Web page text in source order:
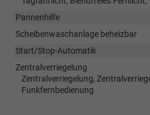
Pannenhilfe
Scheibenwaschanlage beheizbar
Start/Stop-Automatik
Zentralverriegelung
Zentralverriegelung,
Funkfernbedienung